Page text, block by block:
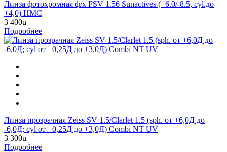
Линза фотохромная ф/х FSV 1.56 Sunactives (+6.0/-8.5, cyl.до
+4,0) HMC
3 400u
Подробнее
Линза прозрачная Zeiss SV 1.5/Clarlet 1.5 (sph. от +6,0Д до
-6,0Д; cyl от +0,25Д до +3,0Д) Combi NT UV
3 300u
Подробнее